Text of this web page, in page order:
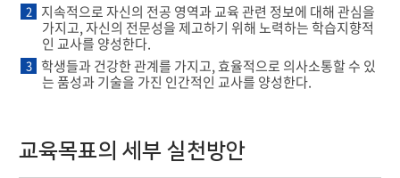
2 지속적으로 자신의 전공 영역과 교육 관련 정보에 대해 관심을
가지고, 자신의 전문성을 제고하기 위해 노력하는 학습지향적
인 교사를 양성한다.
3 학생들과 건강한 관계를 가지고, 효율적으로 의사소통할 수 있
는 품성과 기술을 가진 인간적인 교사를 양성한다.
교육목표의 세부 실천방안